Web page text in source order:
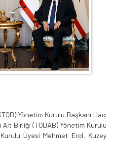
Yönetim Kurulu Başkanı Hacı
Alt Birliği (TODAB) Yönetim Kurulu
Üyesi Mehmet Erol, Kuzey